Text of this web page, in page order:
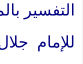
التفسير
للإمام